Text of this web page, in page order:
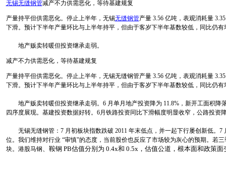
无锡无缝钢管减产不力供需恶化，等待基建规复
产量持平但供需恶化。停止上半年， 无锡无缝钢管产量 3.56 亿吨，表观消耗量
下滑。预计下半年产量环比与上半年持平，但由于客岁下半年基数较低，同比仍有
地产贩卖转暖但投资继承走弱。
减产不力供需恶化，等待基建规复
产量持平但供需恶化。停止上半年， 无锡无缝钢管产量 3.56 亿吨，表观消耗量
下滑。预计下半年产量环比与上半年持平，但由于客岁下半年基数较低，同比仍有
地产贩卖转暖但投资继承走弱。6 月单月地产投资降为 11.8%，新开工面积降
四序度展现。基建投资数据好转。6月铁路投资同比下滑幅度明显收窄，公路投
无锡无缝钢管：7 月初板块指数跌破 2011 年末低点，并一起下行屡创新低。
位。我们维持对行业 “审慎”的态度，当前股价也反应了市场较为灰心的预期。若
块。港股马钢、鞍钢 PB估值分别为 0.4x和 0.5x，估值公道，根本面和政策